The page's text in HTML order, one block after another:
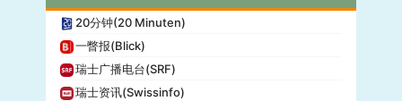
20分钟(20 Minuten)
一瞥报(Blick)
瑞士广播电台(SRF)
瑞士资讯(Swissinfo)